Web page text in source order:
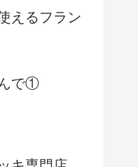
えるフラン
で①